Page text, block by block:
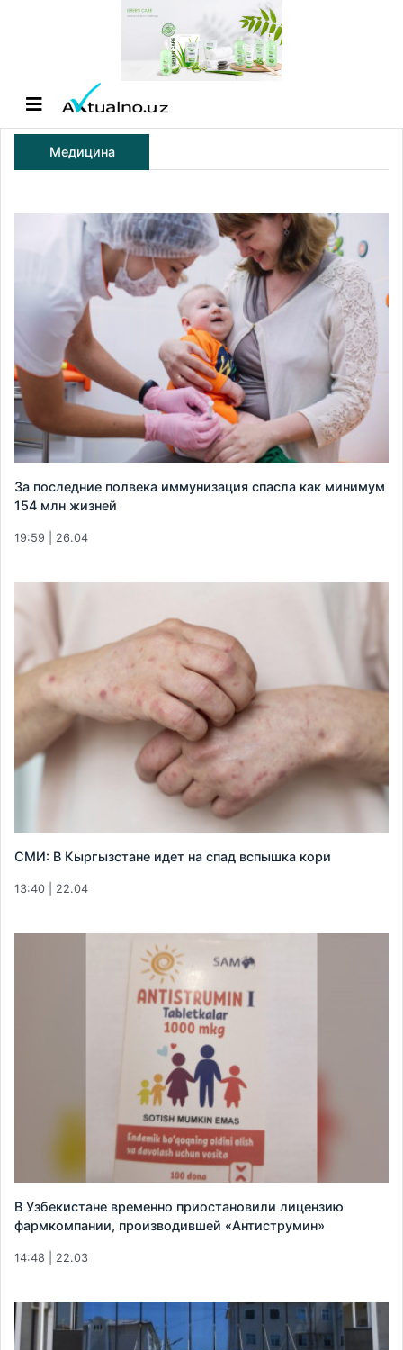
Медицина
За последние полвека иммунизация спасла как минимум
154 млн жизней
19:59 | 26.04
СМИ: В Кыргызстане идет на спад вспышка кори
13:40 | 22.04
В Узбекистане временно приостановили лицензию
фармкомпании, производившей «Антиструмин»
14:48 | 22.03